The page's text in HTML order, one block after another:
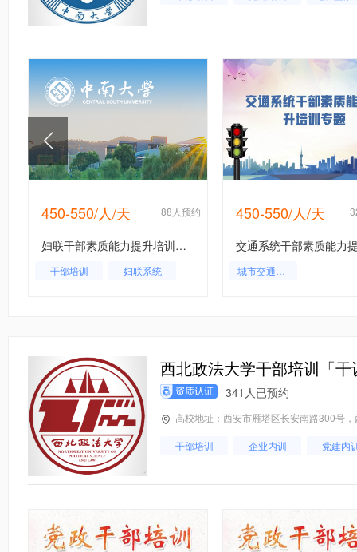
450-550/人/天 88人预约
妇联干部素质能力提升培训专题_方案_课程
干部培训 妇联系统
450-550/人/天
城市交通噪声预报
西北政法大学干部培训「干
341人已预约
高校地址：西安市雁塔区长安南路300号
干部培训 企业内训 党建内